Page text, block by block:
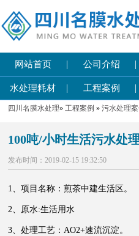
网站首页 | 公司介绍 |
水处理耗材 | 工程案例 |
四川名膜水处理»工程案例 »污水处理案
100吨/小时生活污水处
发布时间：2019-02-15 19:32:50
1、项目名称：煎茶中建生活区。
2、原水:生活用水
3、处理工艺：AO2+速流沉淀。